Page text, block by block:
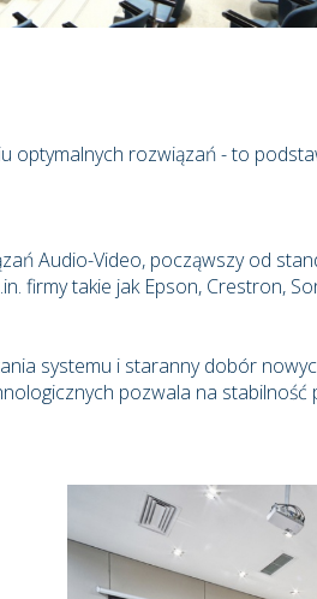
rozwiązań - to
Audio-Video, począwszy od
firmy takie jak Epson, Crestron,
systemu i staranny dobór
pozwala na